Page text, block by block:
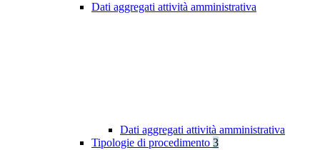
Dati aggregati attività amministrativa
Dati aggregati attività amministrativa
Tipologie di procedimento 3